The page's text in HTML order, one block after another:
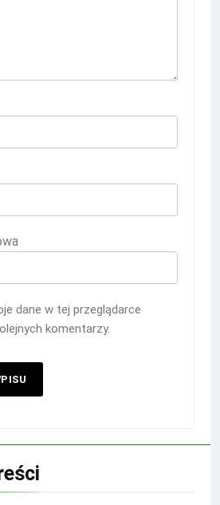
dane w tej przeglądarce
komentarzy.